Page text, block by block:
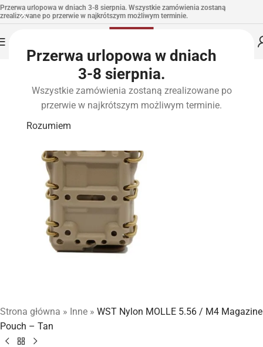
Przerwa urlopowa w dniach
3-8 sierpnia.
Wszystkie zamówienia zostaną zrealizowane po
przerwie w najkrótszym możliwym terminie.
Rozumiem
Przerwa urlopowa w dniach 3-8 sierpnia. Wszystkie zamówienia zostaną
zrealizowane po przerwie w najkrótszym możliwym terminie.
Strona główna » Inne » WST Nylon MOLLE 5.56 / M4 Magazine
Pouch – Tan